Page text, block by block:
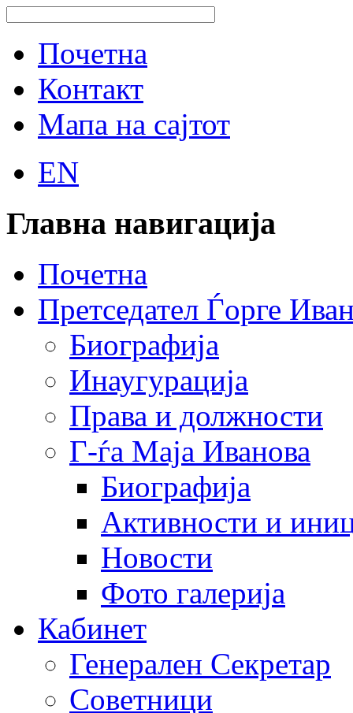
Почетна
Контакт
Мапа на сајтот
EN
Главна навигација
Почетна
Претседател Ѓорге
Биографија
Инаугурација
Права и должности
Г-ѓа Маја Иванова
Биографија
Активности и
Новости
Фото галерија
Кабинет
Генерален Секретар
Советници